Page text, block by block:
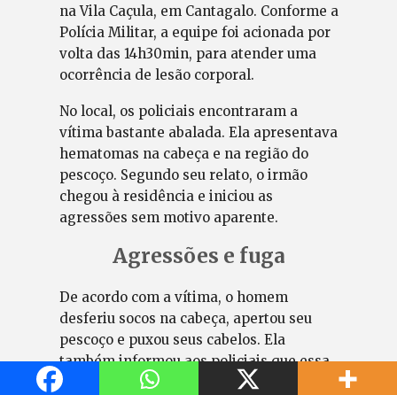
na Vila Caçula, em Cantagalo. Conforme a
Polícia Militar, a equipe foi acionada por
volta das 14h30min, para atender uma
ocorrência de lesão corporal.
No local, os policiais encontraram a
vítima bastante abalada. Ela apresentava
hematomas na cabeça e na região do
pescoço. Segundo seu relato, o irmão
chegou à residência e iniciou as
agressões sem motivo aparente.
Agressões e fuga
De acordo com a vítima, o homem
desferiu socos na cabeça, apertou seu
pescoço e puxou seus cabelos. Ela
também informou aos policiais que essa
não teria sido a primeira agressão